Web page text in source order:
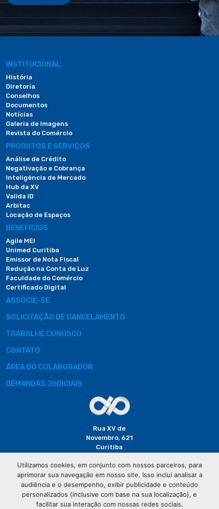
INSTITUCIONAL
História
Diretoria
Conselhos
Documentos
Notícias
Galeria de Imagens
Revista do Comércio
PRODUTOS E SERVIÇOS
Análise de Crédito
Negativação e Cobrança
Inteligência de Mercado
Hub da XV
Valida ID
Arbitac
Locação de Espaços
BENEFÍCIOS
Agile MEI
Unimed Curitiba
Emissor de Nota Fiscal
Redução na Conta de Luz
Faculdade do Comércio
Certificado Digital
ASSOCIE-SE
SOLICITAÇÃO DE CANCELAMENTO
TRABALHE CONOSCO
CONTATO
ÁREA DO COLABORADOR
DEMANDAS JUDICIAIS
Rua XV de
Novembro, 621
Curitiba
(41) 3320-
2929
Utilizamos cookies, em conjunto com nossos parceiros, para
aprimorar sua navegação em nosso site. Isso inclui analisar a
audiência e o desempenho, exibir publicidade e conteúdo
personalizados (inclusive com base na sua localização), e
facilitar sua interação com nossas redes sociais.